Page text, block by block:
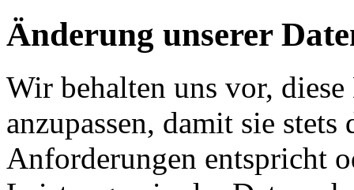
Änderung unserer
Wir behalten uns vor,
anzupassen, damit sie
Anforderungen entspricht